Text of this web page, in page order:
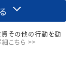
資その他の行動を勧
こちら >>